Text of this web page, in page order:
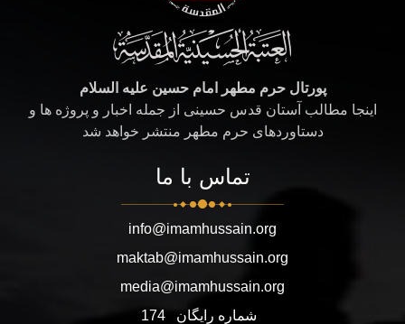
پورتال حرم مطهر امام حسین علیه السلام
اینجا مطالب آستان قدس حسینی از جمله اخبار و پروژه ها و
دستاوردهای حرم مطهر منتشر خواهد شد
تماس با ما
info@imamhussain.org
maktab@imamhussain.org
media@imamhussain.org
شماره رایگان
174